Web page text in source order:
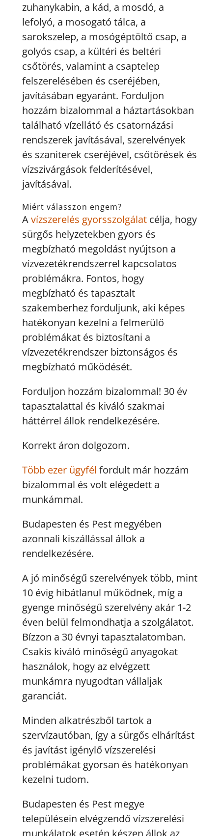
zuhanykabin, a kád, a mosdó, a
lefolyó, a mosogató tálca, a
sarokszelep, a mosógéptöltő csap, a
golyós csap, a kültéri és beltéri
csőtörés, valamint a csaptelep
felszerelésében és cseréjében,
javításában egyaránt. Forduljon
hozzám bizalommal a háztartásokban
található vízellátó és csatornázási
rendszerek javításával, szerelvények
és szaniterek cseréjével, csőtörések és
vízszivárgások felderítésével,
javításával.
Miért válasszon engem?
Avízszerelés gyorsszolgálatcélja, hogy
sürgős helyzetekben gyors és
megbízható megoldást nyújtson a
vízvezetékrendszerrel kapcsolatos
problémákra. Fontos, hogy
megbízható és tapasztalt
szakemberhez forduljunk, aki képes
hatékonyan kezelni a felmerülő
problémákat és biztosítani a
vízvezetékrendszer biztonságos és
megbízható működését.
Forduljon hozzám bizalommal! 30 év
tapasztalattal és kiváló szakmai
háttérrel állok rendelkezésére.
Korrekt áron dolgozom.
Több ezer ügyfél fordult már hozzám
bizalommal és volt elégedett a
munkámmal.
Budapesten és Pest megyében
azonnali kiszállással állok a
rendelkezésére.
A jó minőségű szerelvények több, mint
10 évig hibátlanul működnek, míg a
gyenge minőségű szerelvény akár 1-2
éven belül felmondhatja a szolgálatot.
Bízzon a 30 évnyi tapasztalatomban.
Csakis kiváló minőségű anyagokat
használok, hogy az elvégzett
munkámra nyugodtan vállaljak
garanciát.
Minden alkatrészből tartok a
szervízautóban, így a sürgős elhárítást
és javítást igénylő vízszerelési
problémákat gyorsan és hatékonyan
kezelni tudom.
Budapesten és Pest megye
településein elvégzendő vízszerelési
munkálatok esetén készen állok az